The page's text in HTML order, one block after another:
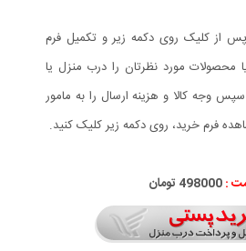
از کلیک روی دکمه زیر و تکمیل فرم
محصولات مورد نظرتان را درب منزل یا
وجه کالا و هزینه ارسال را به مامور
فرم خرید، روی دکمه زیر کلیک کنید.
:
498000 تومان